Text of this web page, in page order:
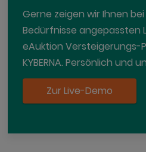
Gerne zeigen wir Ihnen
Bedürfnisse angepassten
eAuktion Versteigerungs-
KYBERNA. Persönlich und
Zur Live-Demo